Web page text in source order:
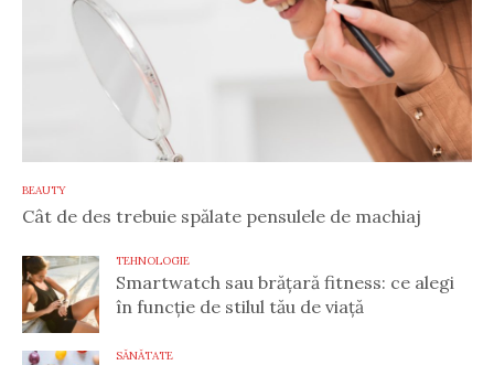
BEAUTY
Cât de des trebuie spălate pensulele de machiaj
TEHNOLOGIE
Smartwatch sau brățară fitness: ce alegi
în funcție de stilul tău de viață
SĂNĂTATE